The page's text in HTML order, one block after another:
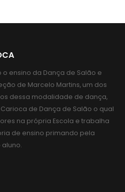
ensino da Dança de Salão e
de Marcelo Martins, um dos
dessa modalidade de dança,
de Dança de Salão o qual
na própria Escola e trabalha
de ensino primando pela